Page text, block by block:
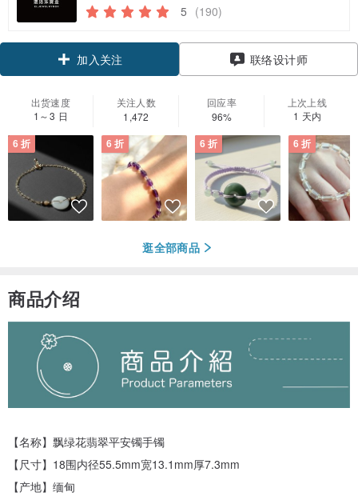
5 (190)
加入关注
联络设计师
出货速度
1～3 日
关注人数
1,472
回应率
96%
上次上线
1 天内
6 折 6 折 6 折 6 折
逛全部商品
商品介绍
【名称】飘绿花翡翠平安镯手镯
【尺寸】18围内径55.5mm宽13.1mm厚7.3mm
【产地】缅甸